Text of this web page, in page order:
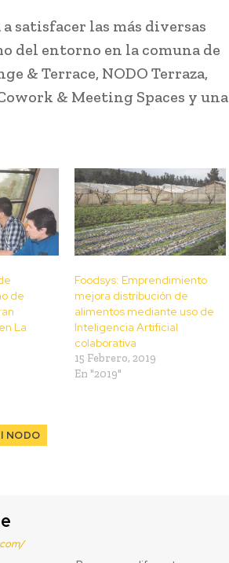
satisfacer las más diversas
del entorno en la comuna de
& Terrace, NODO Terraza,
& Meeting Spaces y una
de
La
Foodsys: Emprendimiento
mejora distribución de
alimentos mediante uso de
Inteligencia Artificial
colaborativa
15 Febrero, 2019
En "2019"
NODO